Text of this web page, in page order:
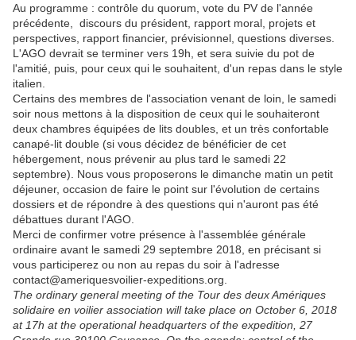
Au programme : contrôle du quorum, vote du PV de l'année
précédente, discours du président, rapport moral, projets et
perspectives, rapport financier, prévisionnel, questions diverses.
L'AGO devrait se terminer vers 19h, et sera suivie du pot de
l'amitié, puis, pour ceux qui le souhaitent, d'un repas dans le style
italien.
Certains des membres de l'association venant de loin, le samedi
soir nous mettons à la disposition de ceux qui le souhaiteront
deux chambres équipées de lits doubles, et un très confortable
canapé-lit double (si vous décidez de bénéficier de cet
hébergement, nous prévenir au plus tard le samedi 22
septembre). Nous vous proposerons le dimanche matin un petit
déjeuner, occasion de faire le point sur l'évolution de certains
dossiers et de répondre à des questions qui n'auront pas été
débattues durant l'AGO.
Merci de confirmer votre présence à l'assemblée générale
ordinaire avant le samedi 29 septembre 2018, en précisant si
vous participerez ou non au repas du soir à l'adresse
contact@ameriquesvoilier-expeditions.org.
The ordinary general meeting of the Tour des deux Amériques
solidaire en voilier association will take place on October 6, 2018
at 17h at the operational headquarters of the expedition, 27